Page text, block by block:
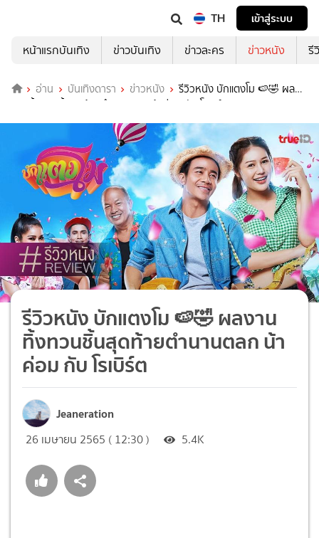
TH
เข้าสู่ระบบ
หน้าแรกบันเทิง
ข่าวบันเทิง ข่าวละคร ข่าวหนัง รี
อ่าน บันเทิงดารา ข่าวหนัง
รีวิวหนัง บักแตงโม 🍉🤣 ผล
งานทิ้งทวนชิ้นสุดท้ายตำนานตลก น้าค่อม กับ โรเบิร์ต
รีวิวหนัง บักแตงโม 🍉🤣 ผลงาน
ทิ้งทวนชิ้นสุดท้ายตำนานตลก น้า
ค่อม กับ โรเบิร์ต
Jeaneration
26 เมษายน 2565 ( 12:30 ) 5.4K